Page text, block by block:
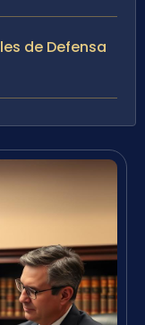
de Defensa